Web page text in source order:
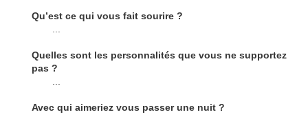
Qu’est ce qui vous fait sourire ?
Quelles sont les personnalités que vous ne supportez
pas ?
Avec qui aimeriez vous passer une nuit ?